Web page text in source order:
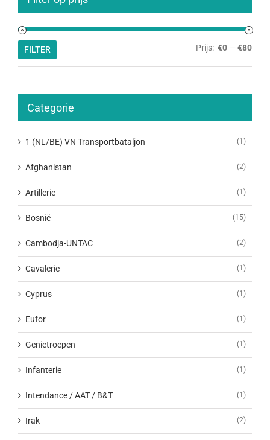
Min.
Max.
FILTER Prijs: €0 — €80
Categorie
1 (NL/BE) VN Transportbataljon (1)
Afghanistan (2)
Artillerie (1)
Bosnië (15)
Cambodja-UNTAC (2)
Cavalerie (1)
Cyprus (1)
Eufor (1)
Genietroepen (1)
Infanterie (1)
Intendance / AAT / B&T (1)
Irak (2)